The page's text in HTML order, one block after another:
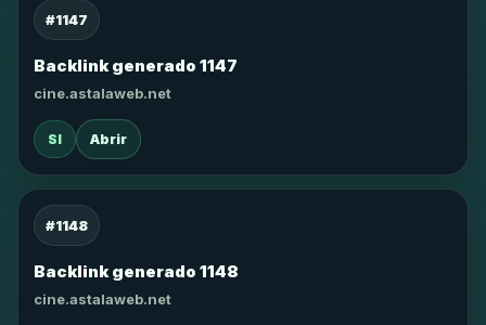
#1147
Backlink generado 1147
cine.astalaweb.net
SI Abrir
#1148
Backlink generado 1148
cine.astalaweb.net